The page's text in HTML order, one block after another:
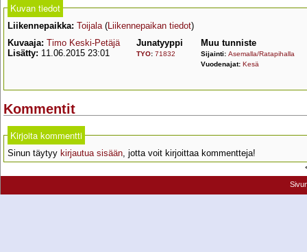
Kuvan tiedot
Liikennepaikka: Toijala(Liikennepaikan tiedot)
Kuvaaja: Timo Keski-Petäjä
Lisätty: 11.06.2015 23:01
Junatyyppi
TYO: 71832
Muu tunniste
Sijainti: Asemalla/Ratapihalla
Vuodenajat: Kesä
Kommentit
Kirjoita kommentti
Sinun täytyy kirjautua sisään, jotta voit kirjoittaa kommentteja!